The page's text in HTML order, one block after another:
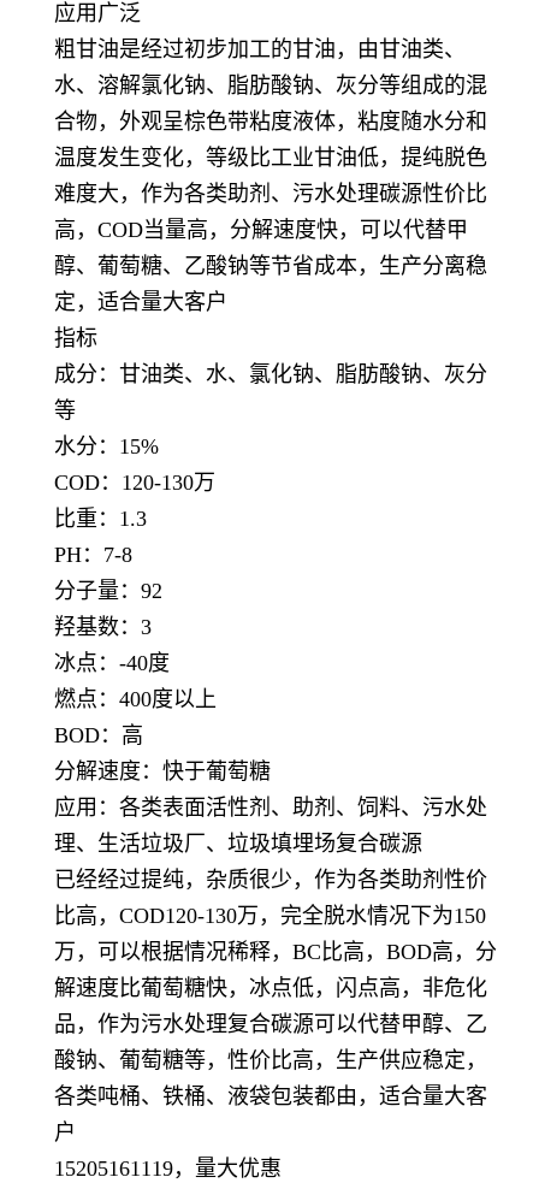
应用广泛
粗甘油是经过初步加工的甘油，由甘油类、
水、溶解氯化钠、脂肪酸钠、灰分等组成的混
合物，外观呈棕色带粘度液体，粘度随水分和
温度发生变化，等级比工业甘油低，提纯脱色
难度大，作为各类助剂、污水处理碳源性价比
高，COD当量高，分解速度快，可以代替甲
醇、葡萄糖、乙酸钠等节省成本，生产分离稳
定，适合量大客户
指标
成分：甘油类、水、氯化钠、脂肪酸钠、灰分
等
水分：15%
COD：120-130万
比重：1.3
PH：7-8
分子量：92
羟基数：3
冰点：-40度
燃点：400度以上
BOD：高
分解速度：快于葡萄糖
应用：各类表面活性剂、助剂、饲料、污水处
理、生活垃圾厂、垃圾填埋场复合碳源
已经经过提纯，杂质很少，作为各类助剂性价
比高，COD120-130万，完全脱水情况下为150
万，可以根据情况稀释，BC比高，BOD高，分
解速度比葡萄糖快，冰点低，闪点高，非危化
品，作为污水处理复合碳源可以代替甲醇、乙
酸钠、葡萄糖等，性价比高，生产供应稳定，
各类吨桶、铁桶、液袋包装都由，适合量大客
户
15205161119，量大优惠